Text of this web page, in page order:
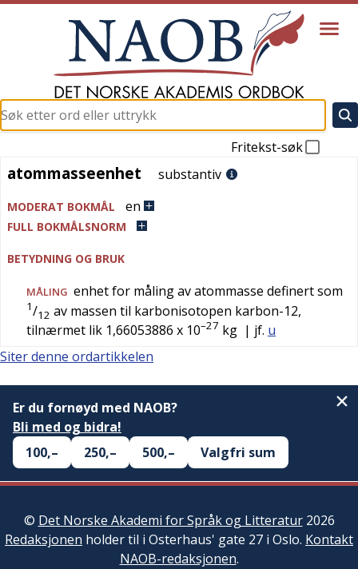
Fritekst-søk
atommasseenhet
atommasseenhet substantiv
MODERAT BOKMÅL en
FULL BOKMÅLSNORM
BETYDNING OG BRUK
MÅLING enhet for måling av atommasse definert som
1/12 av massen til karbonisotopen karbon-12,
tilnærmet lik 1,66053886 x 10–27 kg | jf. u
Siter denne ordartikkelen
Er du fornøyd med NAOB?
Bli med og bidra!
100,–
250,– 500,– Valgfri sum
© Det Norske Akademi for Språk og Litteratur2026
Redaksjonen holder til i Osterhaus' gate 27 i Oslo. Kontakt
NAOB-redaksjonen.